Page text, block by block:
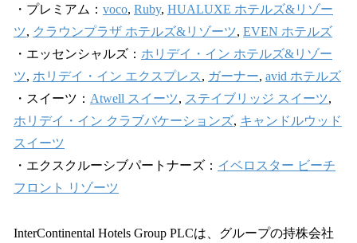
・プレミアム： voco, Ruby, HUALUXE ホテルズ&リゾー
ツ, クラウンプラザ ホテルズ&リゾーツ, EVEN ホテルズ
・エッセンシャルズ： ホリデイ・イン ホテルズ&リゾー
ツ, ホリデイ・イン エクスプレス , ガーナー, avid ホテルズ
・スイーツ： Atwell スイーツ, ステイブリッジ スイーツ,
ホリデイ・イン クラブバケーションズ, キャンドルウッド
スイーツ
・エクスクルーシブパートナーズ： イベロスター ビーチ
フロント リゾーツ
InterContinental Hotels Group PLCは、グループの持株会社